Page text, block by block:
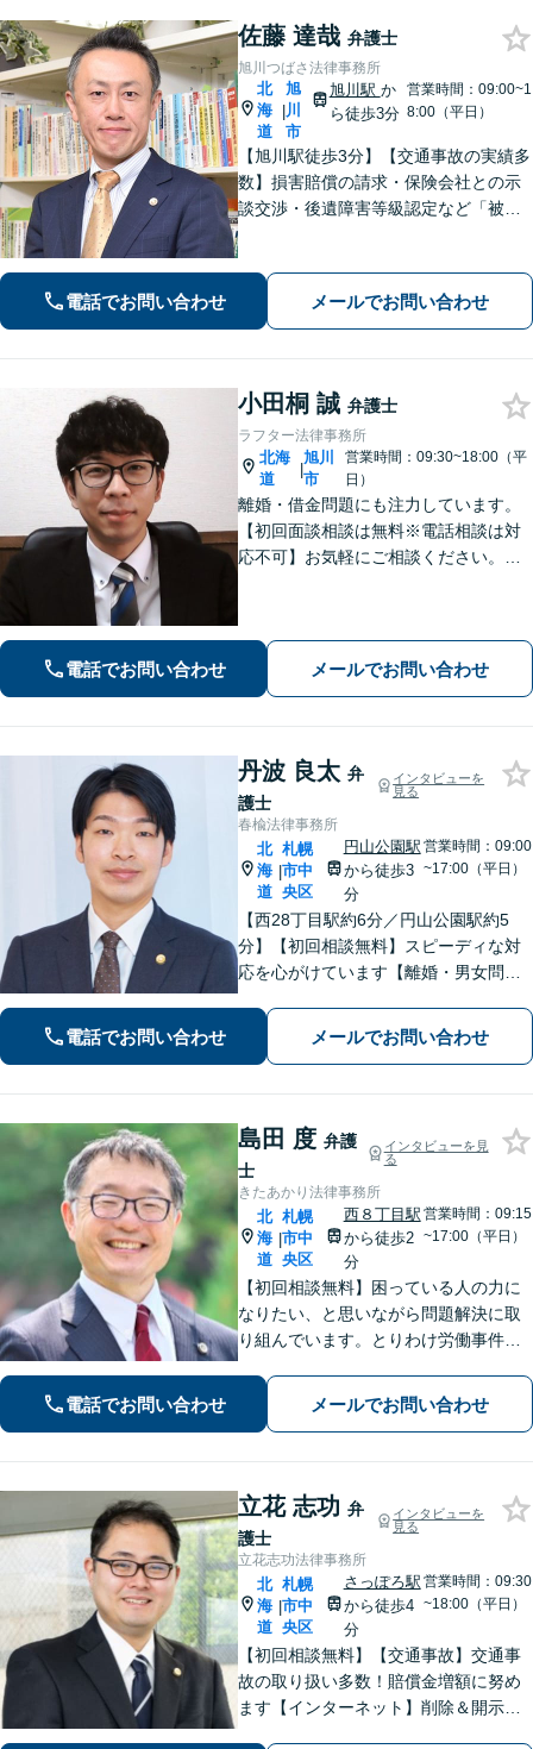
佐藤 達哉 弁護士
旭川つばさ法律事務所
北
海
道
|
旭
川
市
旭川駅 か
ら徒歩3分
営業時間：09:00~1
8:00（平日）
【旭川駅徒歩3分】【交通事故の実績多
数】損害賠償の請求・保険会社との示
談交渉・後遺障害等級認定など「被害
ど、事故に遭われたらまずご相談を
【初回相談無料】【ビデオ面談可】
電話でお問い合わせ メールでお問い合わせ
小田桐 誠 弁護士
ラフター法律事務所
北海
道
|
旭川
市
営業時間：09:30~18:00（平
日）
離婚・借金問題にも注力しています。
【初回面談相談は無料※電話相談は対
応不可】お気軽にご相談ください。解
電話でお問い合わせ メールでお問い合わせ
丹波 良太 弁
護士
インタビューを
見る
春楡法律事務所
北
海
道
|
札幌
市中
央区
円山公園駅
から徒歩3
分
営業時間：09:00
~17:00（平日）
【西28丁目駅約6分／円山公園駅約5
分】【初回相談無料】スピーディな対
応を心がけています【離婚・男女問
に強い【相続】分割協議や調停の実績
電話でお問い合わせ メールでお問い合わせ
島田 度 弁護
士
インタビューを見
る
きたあかり法律事務所
北
海
道
|
札幌
市中
央区
西８丁目駅
から徒歩2
分
営業時間：09:15
~17:00（平日）
【初回相談無料】困っている人の力に
なりたい、と思いながら問題解決に取
り組んでいます。とりわけ労働事件
婚、相続等）に力を入れてきました。
「お願いして良かった」そうお言葉を
電話でお問い合わせ メールでお問い合わせ
立花 志功 弁
護士
インタビューを
見る
立花志功法律事務所
北
海
道
|
札幌
市中
央区
さっぽろ駅
から徒歩4
分
営業時間：09:30
~18:00（平日）
【初回相談無料】【交通事故】交通事
故の取り扱い多数！賠償金増額に努め
ます【インターネット】削除＆開示請